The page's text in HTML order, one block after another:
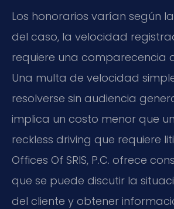
Los honorarios varían según
del caso, la velocidad
requiere una comparecencia
Una multa de velocidad
resolverse sin audiencia
implica un costo menor que
reckless driving que requiere
Offices Of SRIS, P.C. ofrece
que se puede discutir la
del cliente y obtener